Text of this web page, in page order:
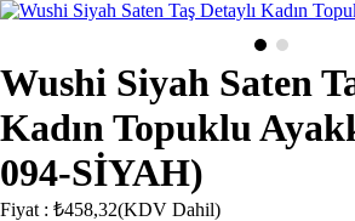
Wushi Siyah Saten
Kadın Topuklu
094-SİYAH)
Fiyat : ₺458,32(KDV Dahil)